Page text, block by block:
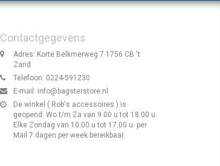
Contactgegevens
Adres: Korte Belkmerweg 7 1756 CB 't
Zand
Telefoon: 0224-591230
E-mail: info@bagsterstore.nl
De winkel ( Rob's accessoires ) is
geopend: Wo t/m Za van 9.00 u tot 18.00 u.
Elke Zondag van 10.00 u tot 17.00 u. per
Mail 7 dagen per week bereikbaar.